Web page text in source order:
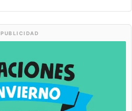
PUBLICIDAD